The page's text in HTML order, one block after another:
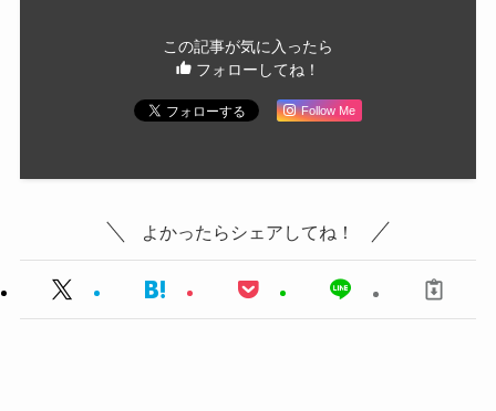
この記事が気に入ったら
フォローしてね！
Follow Me
よかったらシェアしてね！